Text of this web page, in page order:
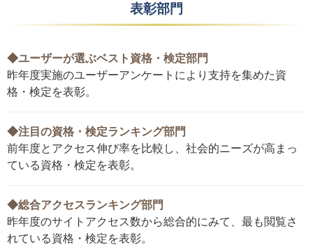
表彰部門
◆ユーザーが選ぶベスト資格・検定部門
昨年度実施のユーザーアンケートにより支持を集めた資
格・検定を表彰。
◆注目の資格・検定ランキング部門
前年度とアクセス伸び率を比較し、社会的ニーズが高まっ
ている資格・検定を表彰。
◆総合アクセスランキング部門
昨年度のサイトアクセス数から総合的にみて、最も閲覧さ
れている資格・検定を表彰。